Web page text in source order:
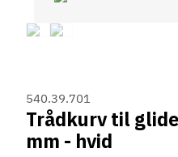
540.39.701
Trådkurv til
mm - hvid